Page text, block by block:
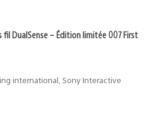
DualSense – Édition limitée 007 First
international, Sony Interactive